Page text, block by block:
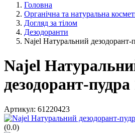
Головна
Органічна та натуральна
Догляд за тілом
Дезодоранти
Najel Натуральний дезодорант-
Najel
дезодорант-пудра
Артикул: 61220423
(0.0)